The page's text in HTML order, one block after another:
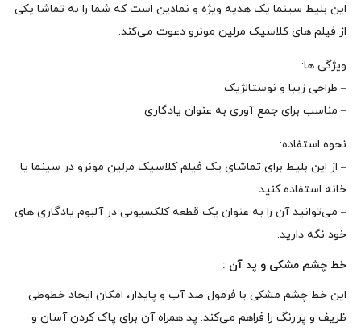
این بلیط سینما یک هدیه‌ ویژه و نمادین است که شما را به تماشا یکی
از فیلم‌ های کلاسیک مرلین مونرو دعوت می‌کند.
ویژگی‌ ها:
– طراحی زیبا و نوستالژیک
– مناسب برای جمع‌ آوری به عنوان یادگاری
نحوه‌ استفاده:
– از این بلیط برای تماشای یک فیلم کلاسیک مرلین مونرو در سینما یا
خانه استفاده کنید.
– می‌توانید آن را به عنوان یک قطعه‌ کلکسیونی در آلبوم یادگاری‌ های
خود نگه دارید.
خط چشم مشکی و پد آن :
این خط چشم مشکی با فرمول ضد آب و پایدار، امکان ایجاد خطوطی
ظریف و پررنگ را فراهم می‌کند. پد همراه آن برای پاک کردن آسان و